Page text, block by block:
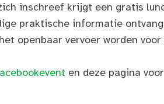
inschreef krijgt een gratis
praktische informatie
openbaar vervoer worden voor
en deze pagina voor